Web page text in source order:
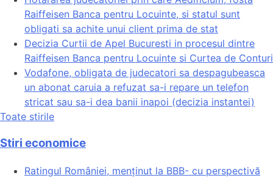
Raiffeisen Banca pentru Locuinte, si statul sunt
obligati sa achite unui client prima de stat
Decizia Curtii de Apel Bucuresti in procesul dintre
Raiffeisen Banca pentru Locuinte si Curtea de Conturi
Vodafone, obligata de judecatori sa despagubeasca
un abonat caruia a refuzat sa-i repare un telefon
stricat sau sa-i dea banii inapoi (decizia instantei)
Toate stirile
Stiri economice
Ratingul României, menținut la BBB- cu perspectivă